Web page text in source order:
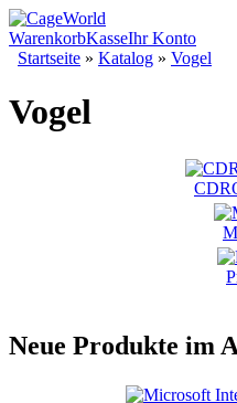
WarenkorbKasseIhr Konto
Startseite » Katalog » Vogel
Vogel
Neue Produkte im